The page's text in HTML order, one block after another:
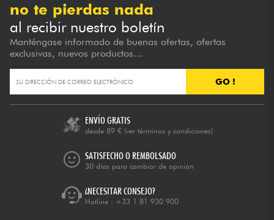
no te pierdas nada
al recibir nuestro boletín
Manténgase informado de buenas ofertas, ofertas
exclusivas, nuevos productos...
GO !
ENVÍO GRATIS
desde 89 € (ver términos y condiciones)
SATISFECHO O REMBOLSADO
30 días para cambiar de opinión
¿NECESITAR CONSEJO?
Hotline : +33 1 81 930 900